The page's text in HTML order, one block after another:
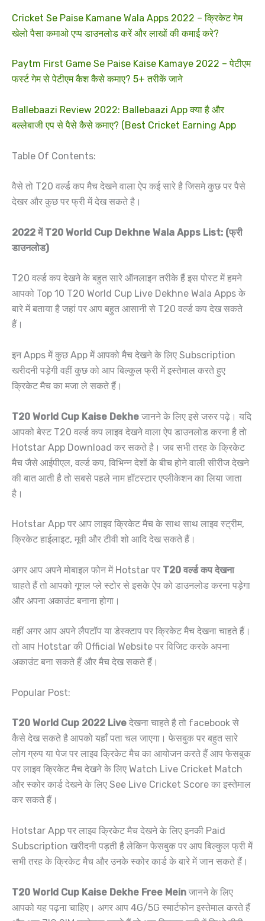
Cricket Se Paise Kamane Wala Apps 2022 – क्रिकेट गेम
खेलो पैसा कमाओ एप्प डाउनलोड करें और लाखों की कमाई करे?
Paytm First Game Se Paise Kaise Kamaye 2022 – पेटीएम
फर्स्ट गेम से पेटीएम कैश कैसे कमाए? 5+ तरीकें जाने
Ballebaazi Review 2022: Ballebaazi App क्या है और
बल्लेबाजी एप से पैसे कैसे कमाए? (Best Cricket Earning App
Table Of Contents:
वैसे तो T20 वर्ल्ड कप मैच देखने वाला ऐप कई सारे है जिसमे कुछ पर पैसे
देखर और कुछ पर फ्री में देख सकते है।
2022 में T20 World Cup Dekhne Wala Apps List: (फ्री
डाउनलोड)
T20 वर्ल्ड कप देखने के बहुत सारे ऑनलाइन तरीके हैं इस पोस्ट में हमने
आपको Top 10 T20 World Cup Live Dekhne Wala Apps के
बारे में बताया है जहां पर आप बहुत आसानी से T20 वर्ल्ड कप देख सकते
हैं।
इन Apps में कुछ App में आपको मैच देखने के लिए Subscription
खरीदनी पड़ेगी वहीं कुछ को आप बिल्कुल फ्री में इस्तेमाल करते हुए
क्रिकेट मैच का मजा ले सकते हैं।
T20 World Cup Kaise Dekhe जानने के लिए इसे जरुर पढ़े। यदि
आपको बेस्ट T20 वर्ल्ड कप लाइव देखने वाला ऐप डाउनलोड करना है तो
Hotstar App Download कर सकते है। जब सभी तरह के क्रिकेट
मैच जैसे आईपीएल, वर्ल्ड कप, विभिन्न देशों के बीच होने वाली सीरीज देखने
की बात आती है तो सबसे पहले नाम हॉटस्टार एप्लीकेशन का लिया जाता
है।
Hotstar App पर आप लाइव क्रिकेट मैच के साथ साथ लाइव स्ट्रीम,
क्रिकेट हाईलाइट, मूवी और टीवी शो आदि देख सकते हैं।
अगर आप अपने मोबाइल फोन में Hotstar पर T20 वर्ल्ड कप देखना
चाहते हैं तो आपको गूगल प्ले स्टोर से इसके ऐप को डाउनलोड करना पड़ेगा
और अपना अकाउंट बनाना होगा।
वहीं अगर आप अपने लैपटॉप या डेस्क्टाप पर क्रिकेट मैच देखना चाहते हैं।
तो आप Hotstar की Official Website पर विजिट करके अपना
अकाउंट बना सकते हैं और मैच देख सकते हैं।
Popular Post:
T20 World Cup 2022 Live देखना चाहते है तो facebook से
कैसे देख सकते है आपको यहाँ पता चल जाएगा। फेसबुक पर बहुत सारे
लोग ग्रुप या पेज पर लाइव क्रिकेट मैच का आयोजन करते हैं आप फेसबुक
पर लाइव क्रिकेट मैच देखने के लिए Watch Live Cricket Match
और स्कोर कार्ड देखने के लिए See Live Cricket Score का इस्तेमाल
कर सकते हैं।
Hotstar App पर लाइव क्रिकेट मैच देखने के लिए इनकी Paid
Subscription खरीदनी पड़ती है लेकिन फेसबुक पर आप बिल्कुल फ्री में
सभी तरह के क्रिकेट मैच और उनके स्कोर कार्ड के बारे में जान सकते हैं।
T20 World Cup Kaise Dekhe Free Mein जानने के लिए
आपको यह पढ़ना चाहिए। अगर आप 4G/5G स्मार्टफोन इस्तेमाल करते हैं